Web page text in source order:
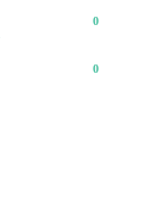
0
0